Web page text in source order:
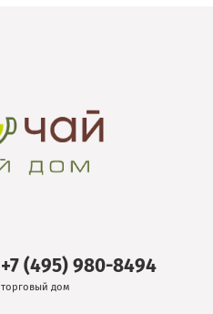
+7 (495) 980-8494
торговый дом